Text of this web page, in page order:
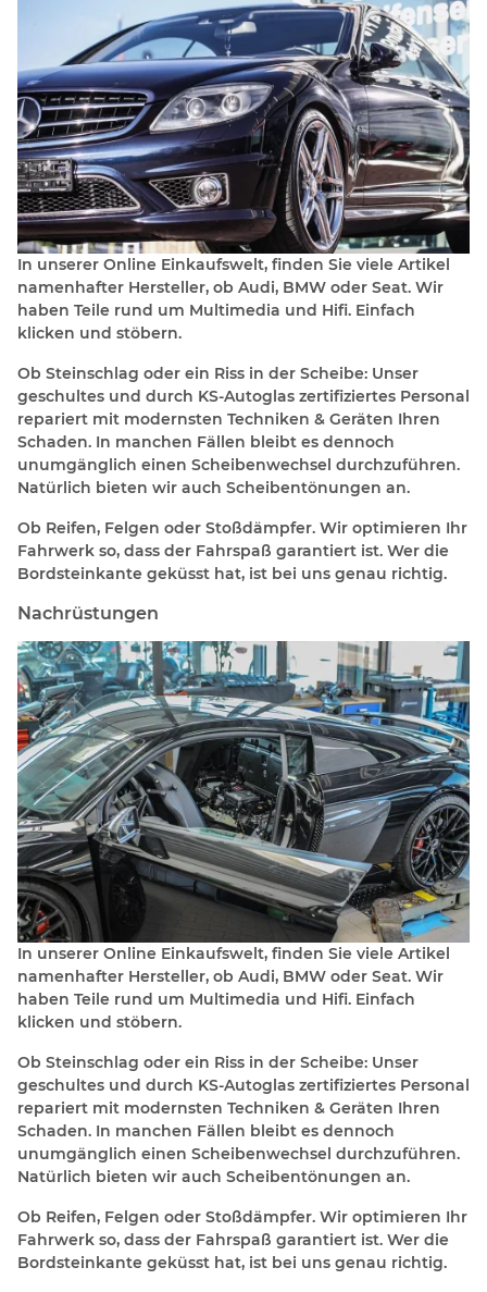
In unserer Online Einkaufswelt, finden Sie viele Artikel
namenhafter Hersteller, ob Audi, BMW oder Seat. Wir
haben Teile rund um Multimedia und Hifi. Einfach
klicken und stöbern.
Ob Steinschlag oder ein Riss in der Scheibe: Unser
geschultes und durch KS-Autoglas zertifiziertes Personal
repariert mit modernsten Techniken & Geräten Ihren
Schaden. In manchen Fällen bleibt es dennoch
unumgänglich einen Scheibenwechsel durchzuführen.
Natürlich bieten wir auch Scheibentönungen an.
Ob Reifen, Felgen oder Stoßdämpfer. Wir optimieren Ihr
Fahrwerk so, dass der Fahrspaß garantiert ist. Wer die
Bordsteinkante geküsst hat, ist bei uns genau richtig.
Nachrüstungen
In unserer Online Einkaufswelt, finden Sie viele Artikel
namenhafter Hersteller, ob Audi, BMW oder Seat. Wir
haben Teile rund um Multimedia und Hifi. Einfach
klicken und stöbern.
Ob Steinschlag oder ein Riss in der Scheibe: Unser
geschultes und durch KS-Autoglas zertifiziertes Personal
repariert mit modernsten Techniken & Geräten Ihren
Schaden. In manchen Fällen bleibt es dennoch
unumgänglich einen Scheibenwechsel durchzuführen.
Natürlich bieten wir auch Scheibentönungen an.
Ob Reifen, Felgen oder Stoßdämpfer. Wir optimieren Ihr
Fahrwerk so, dass der Fahrspaß garantiert ist. Wer die
Bordsteinkante geküsst hat, ist bei uns genau richtig.